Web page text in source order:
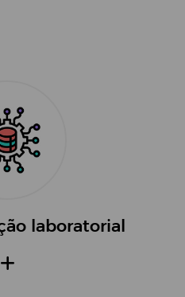
laboratorial